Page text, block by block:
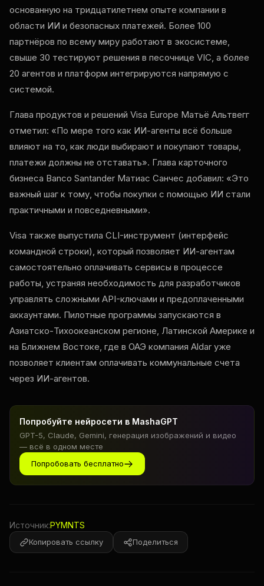
основанную на тридцатилетнем опыте компании в
области ИИ и безопасных платежей. Более 100
партнёров по всему миру работают в экосистеме,
свыше 30 тестируют решения в песочнице VIC, а более
20 агентов и платформ интегрируются напрямую с
системой.
Глава продуктов и решений Visa Europe Матьё Альтвегг
отметил: «По мере того как ИИ-агенты всё больше
влияют на то, как люди выбирают и покупают товары,
платежи должны не отставать». Глава карточного
бизнеса Banco Santander Матиас Санчес добавил: «Это
важный шаг к тому, чтобы покупки с помощью ИИ стали
практичными и повседневными».
Visa также выпустила CLI-инструмент (интерфейс
командной строки), который позволяет ИИ-агентам
самостоятельно оплачивать сервисы в процессе
работы, устраняя необходимость для разработчиков
управлять сложными API-ключами и предоплаченными
аккаунтами. Пилотные программы запускаются в
Азиатско-Тихоокеанском регионе, Латинской Америке и
на Ближнем Востоке, где в ОАЭ компания Aldar уже
позволяет клиентам оплачивать коммунальные счета
через ИИ-агентов.
Попробуйте нейросети в MashaGPT
GPT-5, Claude, Gemini, генерация изображений и видео
— всё в одном месте
Попробовать бесплатно
Источник:PYMNTS
Копировать ссылку Поделиться